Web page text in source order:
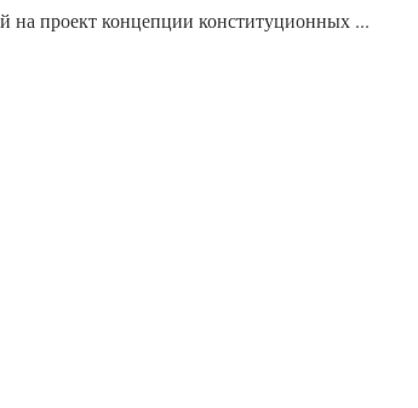
на проект концепции конституционных ...